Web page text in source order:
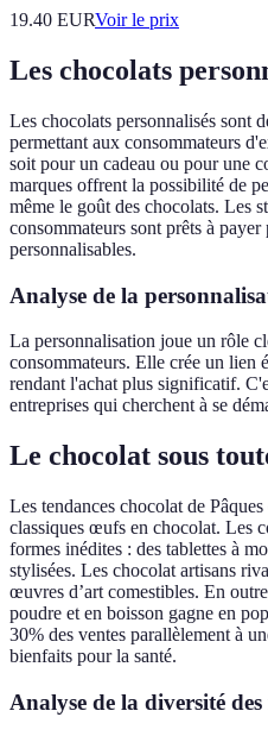
19.40 EURVoir le prix
Les chocolats
Les chocolats personnalisés sont
permettant aux consommateurs
soit pour un cadeau ou pour une
marques offrent la possibilité de
même le goût des chocolats. Les
consommateurs sont prêts à
personnalisables.
Analyse de la
La personnalisation joue un rôle
consommateurs. Elle crée un lien
rendant l'achat plus significatif.
entreprises qui cherchent à se
Le chocolat sous
Les tendances chocolat de
classiques œufs en chocolat. Les
formes inédites : des tablettes à
stylisées. Les chocolat artisans
œuvres d’art comestibles. En
poudre et en boisson gagne en
30% des ventes parallèlement à
bienfaits pour la santé.
Analyse de la diversité